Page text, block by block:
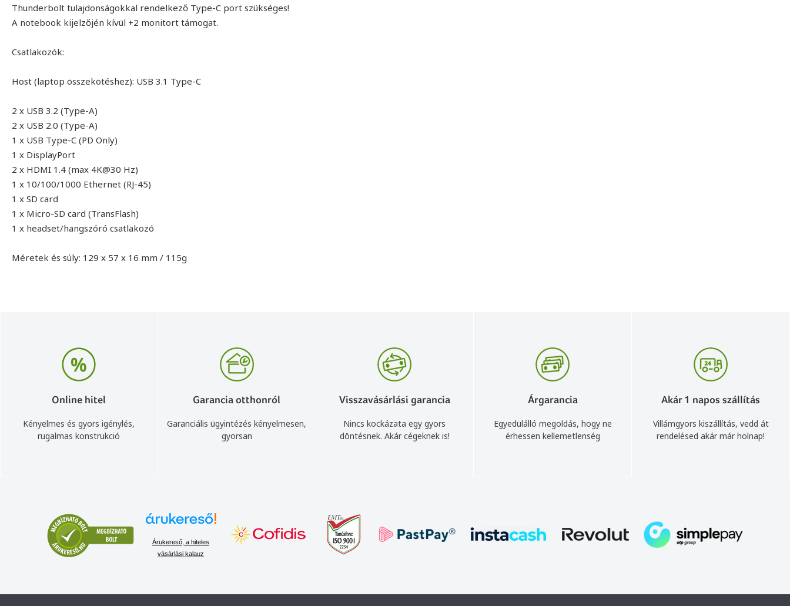
Thunderbolt tulajdonságokkal rendelkező Type-C port szükséges!
A notebook kijelzőjén kívül +2 monitort támogat.
Csatlakozók:
Host (laptop összekötéshez): USB 3.1 Type-C
2 x USB 3.2 (Type-A)
2 x USB 2.0 (Type-A)
1 x USB Type-C (PD Only)
1 x DisplayPort
2 x HDMI 1.4 (max 4K@30 Hz)
1 x 10/100/1000 Ethernet (RJ-45)
1 x SD card
1 x Micro-SD card (TransFlash)
1 x headset/hangszóró csatlakozó
Méretek és súly: 129 x 57 x 16 mm / 115g
Online hitel
Kényelmes és gyors igénylés,
rugalmas konstrukció
Garancia otthonról
Garanciális ügyintézés kényelmesen,
gyorsan
Visszavásárlási garancia
Nincs kockázata egy gyors
döntésnek. Akár cégeknek is!
Árgarancia
Egyedülálló megoldás, hogy ne
érhessen kellemetlenség
Akár 1 napos szállítás
Villámgyors kiszállítás, vedd át
rendelésed akár már holnap!
Árukereső, a hiteles
vásárlási kalauz